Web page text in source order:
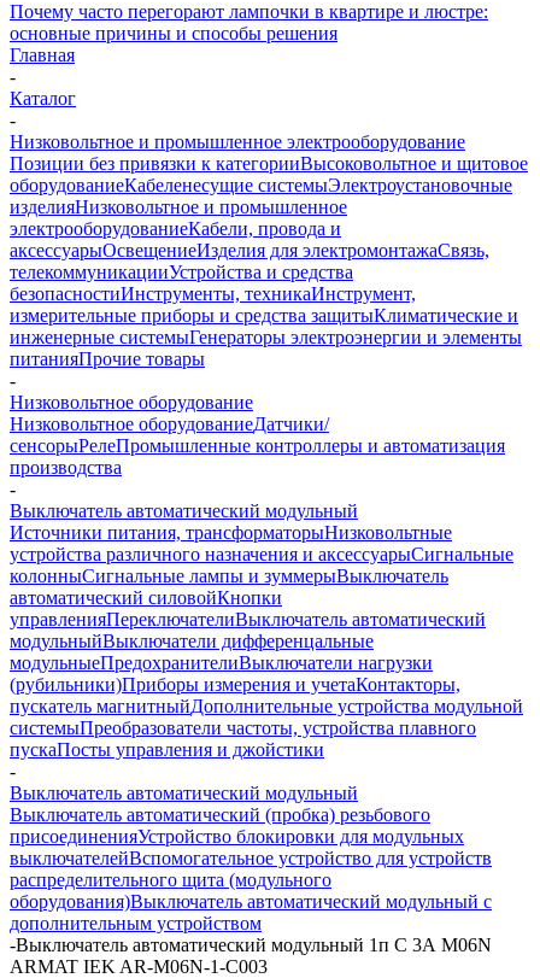
Почему часто перегорают лампочки в квартире и люстре:
основные причины и способы решения
Главная
-
Каталог
-
Низковольтное и промышленное электрооборудование
Позиции без привязки к категорииВысоковольтное и щитовое
оборудованиеКабеленесущие системыЭлектроустановочные
изделияНизковольтное и промышленное
электрооборудованиеКабели, провода и
аксессуарыОсвещениеИзделия для электромонтажаСвязь,
телекоммуникацииУстройства и средства
безопасностиИнструменты, техникаИнструмент,
измерительные приборы и средства защитыКлиматические и
инженерные системыГенераторы электроэнергии и элементы
питанияПрочие товары
-
Низковольтное оборудование
Низковольтное оборудованиеДатчики/
сенсорыРелеПромышленные контроллеры и автоматизация
производства
-
Выключатель автоматический модульный
Источники питания, трансформаторыНизковольтные
устройства различного назначения и аксессуарыСигнальные
колонныСигнальные лампы и зуммерыВыключатель
автоматический силовойКнопки
управленияПереключателиВыключатель автоматический
модульныйВыключатели дифференцальные
модульныеПредохранителиВыключатели нагрузки
(рубильники)Приборы измерения и учетаКонтакторы,
пускатель магнитныйДополнительные устройства модульной
системыПреобразователи частоты, устройства плавного
пускаПосты управления и джойстики
-
Выключатель автоматический модульный
Выключатель автоматический (пробка) резьбового
присоединенияУстройство блокировки для модульных
выключателейВспомогательное устройство для устройств
распределительного щита (модульного
оборудования)Выключатель автоматический модульный с
дополнительным устройством
-Выключатель автоматический модульный 1п C 3А M06N
ARMAT IEK AR-M06N-1-C003